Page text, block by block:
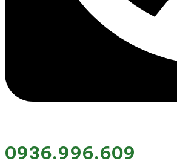
0936.996.609